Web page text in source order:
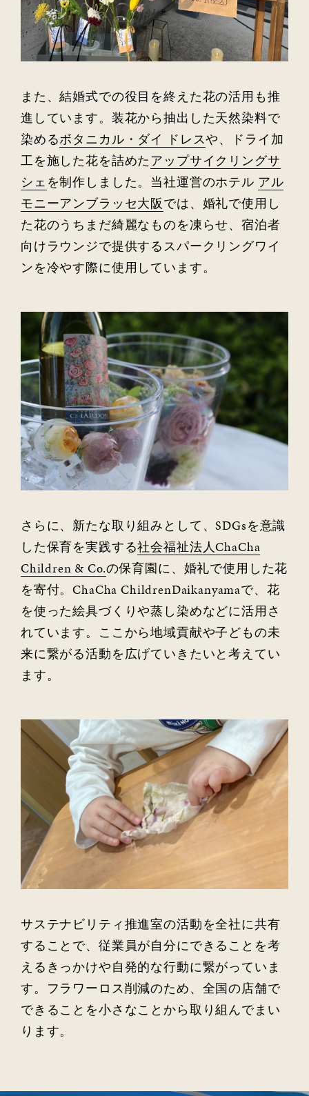
また、結婚式での役目を終えた花の活用も推
進しています。装花から抽出した天然染料で
染めるボタニカル・ダイ ドレスや、ドライ加
工を施した花を詰めたアップサイクリングサ
シェ を制作しました。当社運営のホテル アル
モニーアンブラッセ大阪では、婚礼で使用し
た花のうちまだ綺麗なものを凍らせ、宿泊者
向けラウンジで提供するスパークリングワイ
ンを冷やす際に使用しています。
さらに、新たな取り組みとして、SDGsを意識
した保育を実践する社会福祉法人ChaCha
Children & Co.の保育園に、婚礼で使用した花
を寄付。ChaCha ChildrenDaikanyamaで、花
を使った絵具づくりや蒸し染めなどに活用さ
れています。ここから地域貢献や子どもの未
来に繋がる活動を広げていきたいと考えてい
ます。
サステナビリティ推進室の活動を全社に共有
することで、従業員が自分にできることを考
えるきっかけや自発的な行動に繋がっていま
す。フラワーロス削減のため、全国の店舗で
できることを小さなことから取り組んでまい
ります。